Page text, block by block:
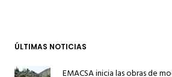
ÚLTIMAS NOTICIAS
EMACSA inicia las obras de